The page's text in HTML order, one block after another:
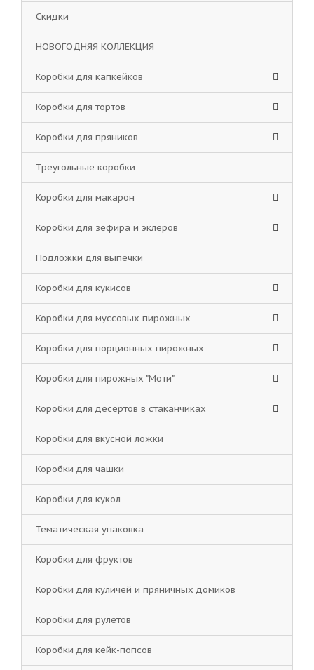
Скидки
НОВОГОДНЯЯ КОЛЛЕКЦИЯ
Коробки для капкейков
Коробки для тортов
Коробки для пряников
Треугольные коробки
Коробки для макарон
Коробки для зефира и эклеров
Подложки для выпечки
Коробки для кукисов
Коробки для муссовых пирожных
Коробки для порционных пирожных
Коробки для пирожных "Моти"
Коробки для десертов в стаканчиках
Коробки для вкусной ложки
Коробки для чашки
Коробки для кукол
Тематическая упаковка
Коробки для фруктов
Коробки для куличей и пряничных домиков
Коробки для рулетов
Коробки для кейк-попсов